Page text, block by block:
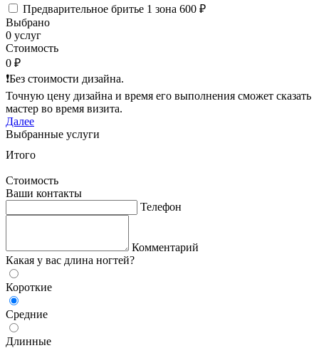
Предварительное бритье 1 зона 600 ₽
Выбрано
0 услуг
Стоимость
0 ₽
❗️Без стоимости дизайна.
Точную цену дизайна и время его выполнения сможет сказать
мастер во время визита.
Далее
Выбранные услуги
Итого
Стоимость
Ваши контакты
Телефон
Комментарий
Какая у вас длина ногтей?
Короткие
Средние
Длинные